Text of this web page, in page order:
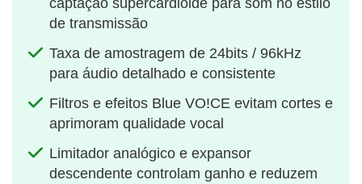
de transmissão
Taxa de amostragem de 24bits / 96kHz
para áudio detalhado e consistente
Filtros e efeitos Blue VO!CE evitam cortes e
aprimoram qualidade vocal
Limitador analógico e expansor
descendente controlam ganho e reduzem